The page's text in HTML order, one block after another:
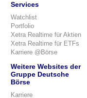
Services
Watchlist
Portfolio
Xetra Realtime für Aktien
Xetra Realtime für ETFs
Karriere @Börse
Weitere Websites der
Gruppe Deutsche
Börse
Karriere